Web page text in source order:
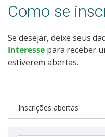
Provas e Gabaritos
Estatísticas dos
Como se
Se desejar, deixe seus
Interesse para receber
estiverem abertas.
Inscrições abertas